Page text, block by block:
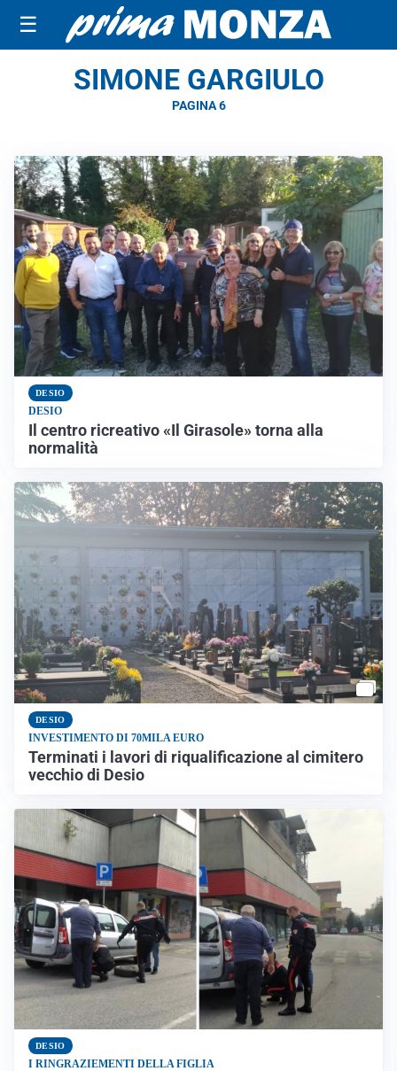
☰
SIMONE GARGIULO
PAGINA 6
DESIO
DESIO
Il centro ricreativo «Il Girasole» torna alla
normalità
DESIO
INVESTIMENTO DI 70MILA EURO
Terminati i lavori di riqualificazione al cimitero
vecchio di Desio
DESIO
I RINGRAZIEMENTI DELLA FIGLIA